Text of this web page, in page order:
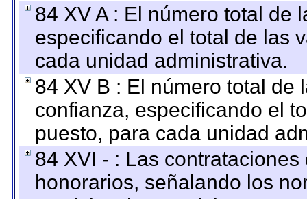
84 XV A : El número total de
especificando el total de las
cada unidad administrativa.
84 XV B : El número total de
confianza, especificando el
puesto, para cada unidad
84 XVI - : Las
honorarios, señalando los